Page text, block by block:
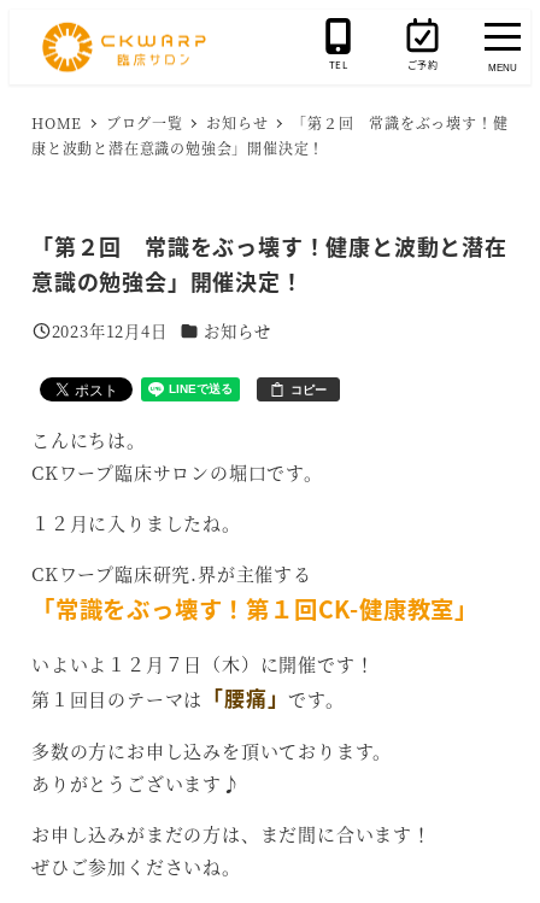
TEL ご予約 MENU
HOME ブログ一覧 お知らせ
「第２回 常識をぶっ壊す！健
康と波動と潜在意識の勉強会」開催決定！
「第２回 常識をぶっ壊す！健康と波動と潜在
意識の勉強会」開催決定！
投稿日
2023年12月4日 カテゴリー
お知らせ
コピー
こんにちは。
CKワープ臨床サロンの堀口です。
１２月に入りましたね。
CKワープ臨床研究.界が主催する
「常識をぶっ壊す！第１回CK-健康教室」
いよいよ１２月７日（木）に開催です！
第１回目のテーマは 「腰痛」です。
多数の方にお申し込みを頂いております。
ありがとうございます♪
お申し込みがまだの方は、まだ間に合います！
ぜひご参加くださいね。